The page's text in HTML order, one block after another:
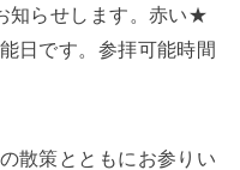
知らせします。赤い★
日です。参拝可能時間
散策とともにお参りい